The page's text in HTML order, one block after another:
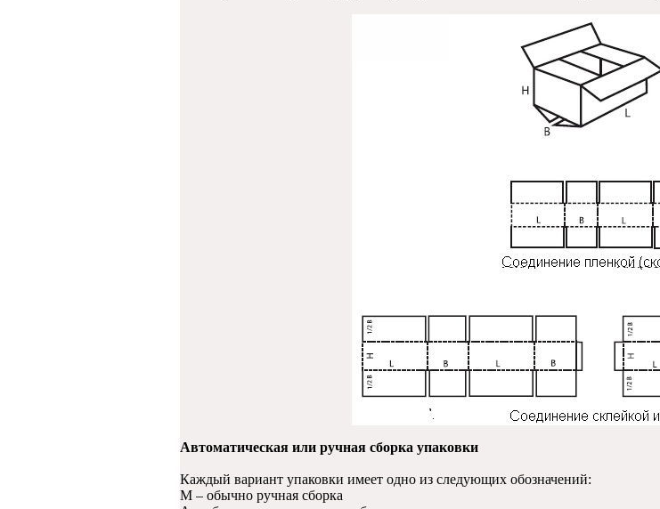
Автоматическая или ручная сборка упаковки
Каждый вариант упаковки имеет одно из следующих обозначений:
М – обычно ручная сборка